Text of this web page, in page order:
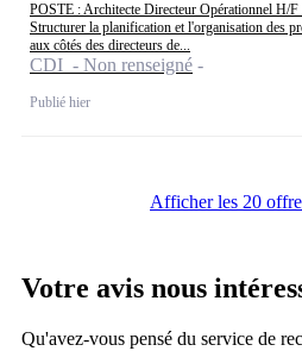
POSTE : Architecte Directeur Opérationnel H/
Structurer la planification et l'organisation des
aux côtés des directeurs de...
CDI - Non renseigné
Publié hier
Afficher les 20
Votre avis nous
Qu'avez-vous pensé du service de